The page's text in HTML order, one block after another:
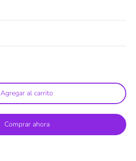
Agregar al carrito
Comprar ahora